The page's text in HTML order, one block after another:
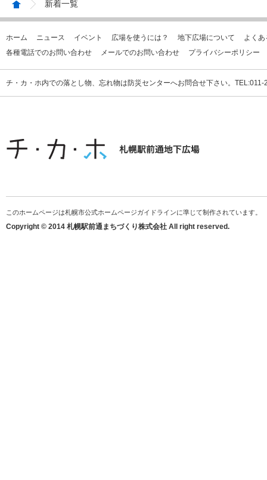
新着一覧
ホーム ニュース イベント 広場を使うには？ 地下広場について
よく
各種電話でのお問い合わせ
メールでのお問い合わせ プライバシーポリシー
チ・カ・ホ内での落とし物、忘れ物は防災センターへお問合せ下さい。
このホームページは札幌市公式ホームページガイドラインに準じて制作されています。
Copyright © 2014 札幌駅前通まちづくり株式会社 All right reserved.